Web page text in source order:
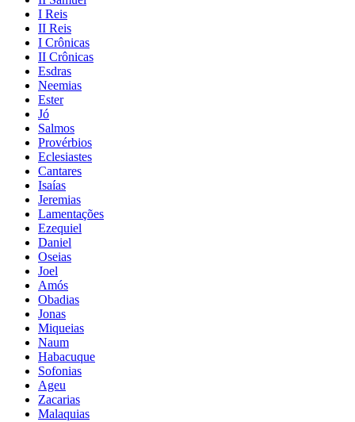
I Reis
II Reis
I Crônicas
II Crônicas
Esdras
Neemias
Ester
Jó
Salmos
Provérbios
Eclesiastes
Cantares
Isaías
Jeremias
Lamentações
Ezequiel
Daniel
Oseias
Joel
Amós
Obadias
Jonas
Miqueias
Naum
Habacuque
Sofonias
Ageu
Zacarias
Malaquias